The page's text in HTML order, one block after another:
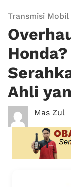
Transmisi Mobil
Ahli
Mas Zul